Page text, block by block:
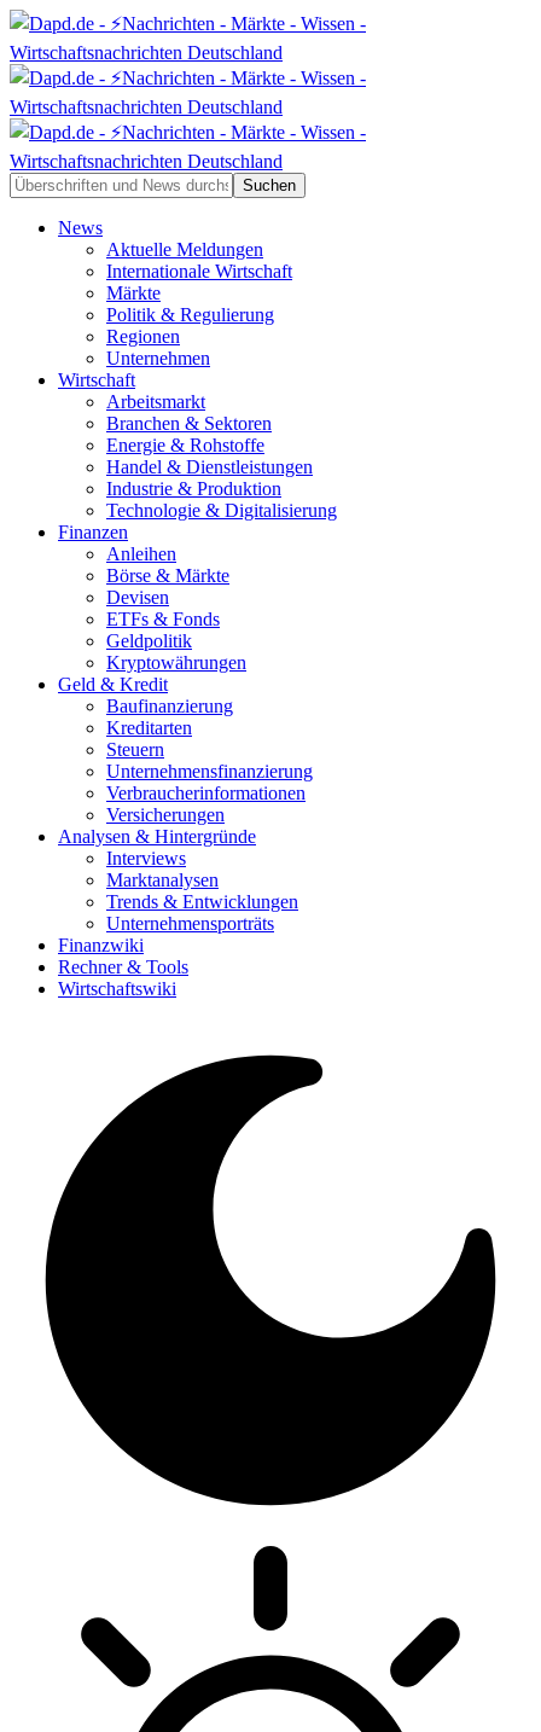
News
Aktuelle Meldungen
Internationale Wirtschaft
Märkte
Politik & Regulierung
Regionen
Unternehmen
Wirtschaft
Arbeitsmarkt
Branchen & Sektoren
Energie & Rohstoffe
Handel & Dienstleistungen
Industrie & Produktion
Technologie & Digitalisierung
Finanzen
Anleihen
Börse & Märkte
Devisen
ETFs & Fonds
Geldpolitik
Kryptowährungen
Geld & Kredit
Baufinanzierung
Kreditarten
Steuern
Unternehmensfinanzierung
Verbraucherinformationen
Versicherungen
Analysen & Hintergründe
Interviews
Marktanalysen
Trends & Entwicklungen
Unternehmensporträts
Finanzwiki
Rechner & Tools
Wirtschaftswiki